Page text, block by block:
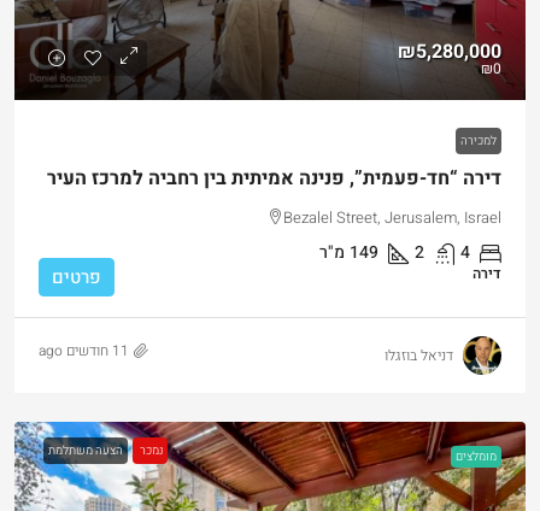
₪5,280,000
₪0
למכירה
דירה “חד-פעמית”, פנינה אמיתית בין רחביה למרכז העיר
Bezalel Street, Jerusalem, Israel
4
2
149 מ"ר
דירה פרטים
דניאל בוזגלו 11 חודשים ago
מומלצים נמכר הצעה משתלמת